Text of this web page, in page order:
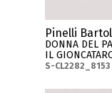
Pinelli
DONNA DEL
IL
S-CL2282_8153